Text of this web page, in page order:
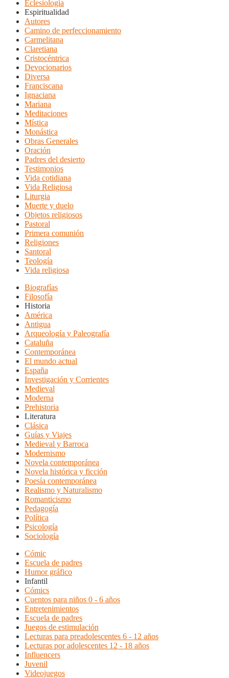
Eclesiología
Espiritualidad
Autores
Camino de perfeccionamiento
Carmelitana
Claretiana
Cristocéntrica
Devocionarios
Diversa
Franciscana
Ignaciana
Mariana
Meditaciones
Mística
Monástica
Obras Generales
Oración
Padres del desierto
Testimonios
Vida cotidiana
Vida Religiosa
Liturgia
Muerte y duelo
Objetos religiosos
Pastoral
Primera comunión
Religiones
Santoral
Teología
Vida religiosa
Biografías
Filosofía
Historia
América
Antigua
Arqueología y Paleografía
Cataluña
Contemporánea
El mundo actual
España
Investigación y Corrientes
Medieval
Moderna
Prehistoria
Literatura
Clásica
Guías y Viajes
Medieval y Barroca
Modernismo
Novela contemporánea
Novela histórica y ficción
Poesía contemporánea
Realismo y Naturalismo
Romanticismo
Pedagogía
Política
Psicología
Sociología
Cómic
Escuela de padres
Humor gráfico
Infantil
Cómics
Cuentos para niños 0 - 6 años
Entretenimientos
Escuela de padres
Juegos de estimulación
Lecturas para preadolescentes 6 - 12 años
Lecturas por adolescentes 12 - 18 años
Influencers
Juvenil
Videojuegos